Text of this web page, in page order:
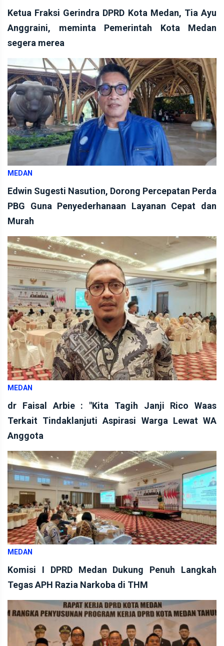
Ketua Fraksi Gerindra DPRD Kota Medan, Tia Ayu
Anggraini, meminta Pemerintah Kota Medan
segera merea
MEDAN
Edwin Sugesti Nasution, Dorong Percepatan Perda
PBG Guna Penyederhanaan Layanan Cepat dan
Murah
MEDAN
dr Faisal Arbie : "Kita Tagih Janji Rico Waas
Terkait Tindaklanjuti Aspirasi Warga Lewat WA
Anggota
MEDAN
Komisi I DPRD Medan Dukung Penuh Langkah
Tegas APH Razia Narkoba di THM